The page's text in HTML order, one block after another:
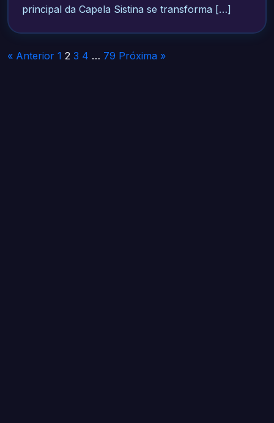
principal da Capela Sistina se transforma […]
Paginação
« Anterior 1 2 3 4 … 79 Próxima »